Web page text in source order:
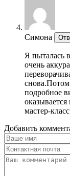
Симона
Я пыталась
очень
снова.Потом
подробное
мастер-класс
Добавить